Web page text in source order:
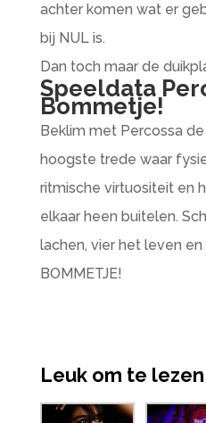
achter komen wat er
bij NUL is.
Dan toch maar de
Speeldata
Bommetje!
Beklim met Percossa
hoogste trede waar
ritmische virtuositeit en
elkaar heen buitelen.
lachen, vier het leven
BOMMETJE!
Leuk om te lezen